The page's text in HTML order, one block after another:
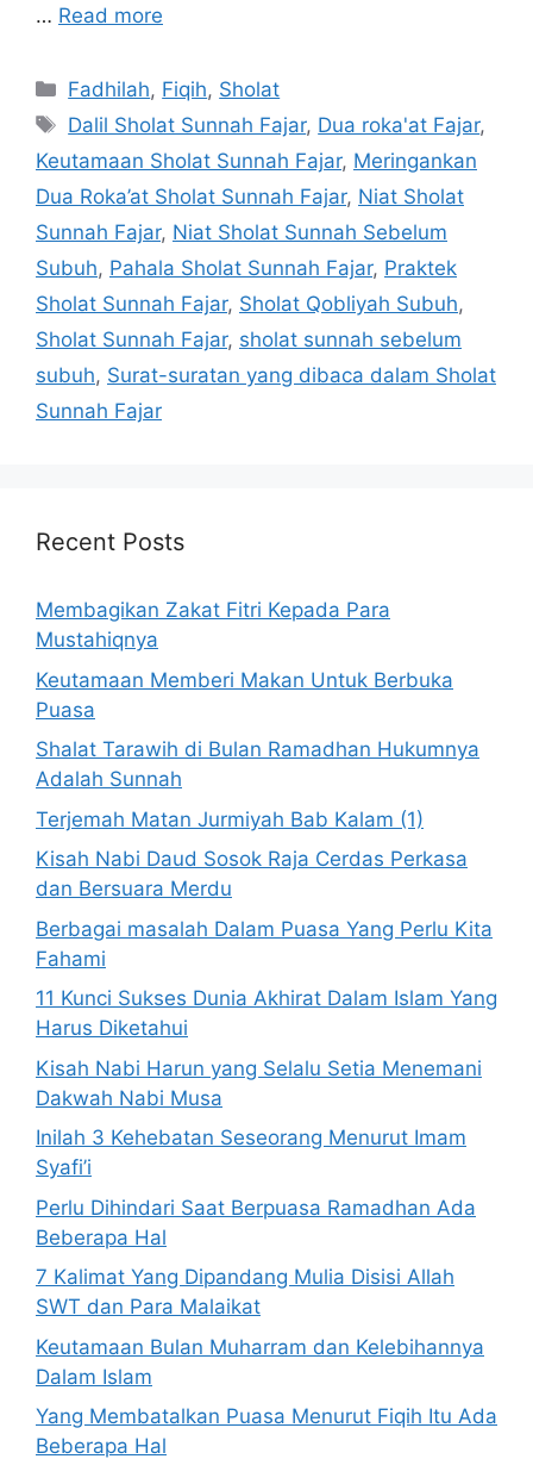
… Read more
Categories
Fadhilah, Fiqih, Sholat
Tags
Dalil Sholat Sunnah Fajar, Dua roka'at Fajar,
Keutamaan Sholat Sunnah Fajar, Meringankan
Dua Roka’at Sholat Sunnah Fajar, Niat Sholat
Sunnah Fajar, Niat Sholat Sunnah Sebelum
Subuh, Pahala Sholat Sunnah Fajar, Praktek
Sholat Sunnah Fajar, Sholat Qobliyah Subuh,
Sholat Sunnah Fajar, sholat sunnah sebelum
subuh, Surat-suratan yang dibaca dalam Sholat
Sunnah Fajar
Recent Posts
Membagikan Zakat Fitri Kepada Para
Mustahiqnya
Keutamaan Memberi Makan Untuk Berbuka
Puasa
Shalat Tarawih di Bulan Ramadhan Hukumnya
Adalah Sunnah
Terjemah Matan Jurmiyah Bab Kalam (1)
Kisah Nabi Daud Sosok Raja Cerdas Perkasa
dan Bersuara Merdu
Berbagai masalah Dalam Puasa Yang Perlu Kita
Fahami
11 Kunci Sukses Dunia Akhirat Dalam Islam Yang
Harus Diketahui
Kisah Nabi Harun yang Selalu Setia Menemani
Dakwah Nabi Musa
Inilah 3 Kehebatan Seseorang Menurut Imam
Syafi’i
Perlu Dihindari Saat Berpuasa Ramadhan Ada
Beberapa Hal
7 Kalimat Yang Dipandang Mulia Disisi Allah
SWT dan Para Malaikat
Keutamaan Bulan Muharram dan Kelebihannya
Dalam Islam
Yang Membatalkan Puasa Menurut Fiqih Itu Ada
Beberapa Hal